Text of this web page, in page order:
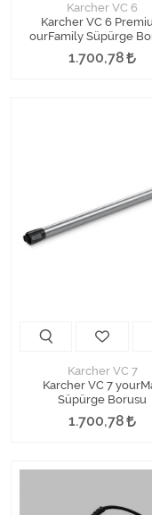
Karcher VC 6
Karcher VC 6
ourFamily Süpürge
1.700,78
Karcher VC 7
Karcher VC 7
Süpürge Borusu
1.700,78